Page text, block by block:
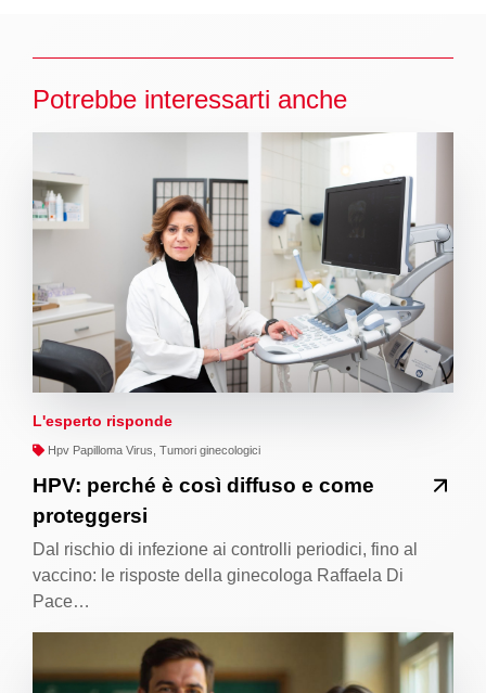
Potrebbe interessarti anche
L'esperto risponde
Hpv Papilloma Virus, Tumori ginecologici
HPV: perché è così diffuso e come
proteggersi
Dal rischio di infezione ai controlli periodici, fino al
vaccino: le risposte della ginecologa Raffaela Di
Pace…